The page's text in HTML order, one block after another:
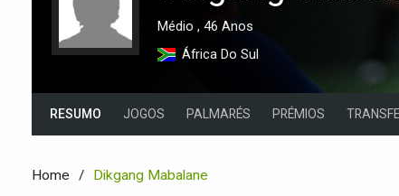
Médio , 46 Anos
África Do Sul
RESUMO JOGOS PALMARÉS PRÉMIOS
Home Dikgang Mabalane